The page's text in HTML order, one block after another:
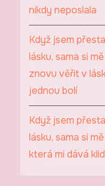
nikdy neposlala
Když jsem
lásku, sama si
znovu věřit v
jednou bolí
Když jsem
lásku, sama si
která mi dává klid